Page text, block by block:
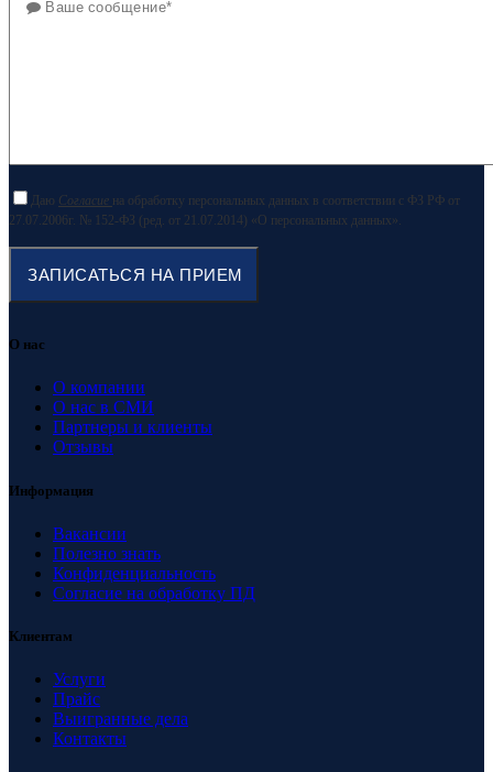
Даю Согласие на обработку персональных данных в соответствии с ФЗ РФ от
27.07.2006г. № 152-ФЗ (ред. от 21.07.2014) «О персональных данных».
О нас
О компании
О нас в СМИ
Партнеры и клиенты
Отзывы
Информация
Вакансии
Полезно знать
Конфиденциальность
Согласие на обработку ПД
Клиентам
Услуги
Прайс
Выигранные дела
Контакты